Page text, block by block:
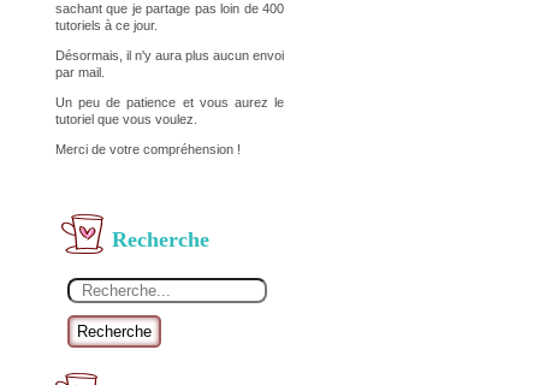
sachant que je partage pas loin de 400
tutoriels à ce jour.
Désormais, il n'y aura plus aucun envoi
par mail.
Un peu de patience et vous aurez le
tutoriel que vous voulez.
Merci de votre compréhension !
Recherche
Recherche